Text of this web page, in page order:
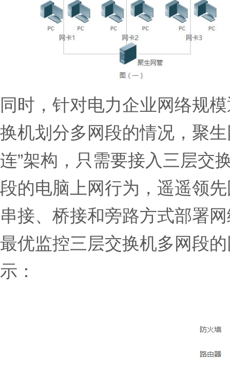
同时，针对电力企业网络规
换机划分多网段的情况，聚
连”架构，只需要接入三层交
段的电脑上网行为，遥遥领
串接、桥接和旁路方式部署
最优监控三层交换机多网段
示：